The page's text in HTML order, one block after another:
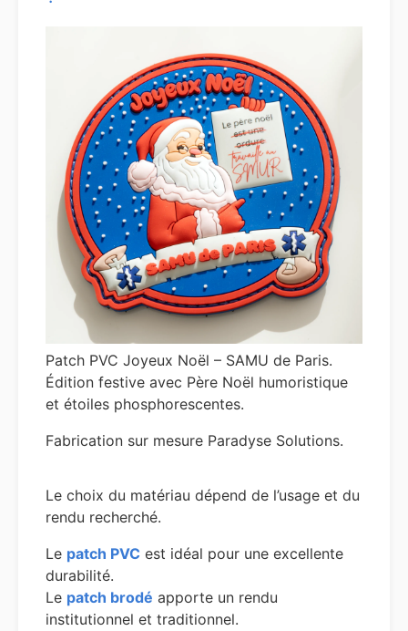
Patch PVC Joyeux Noël – SAMU de Paris.
Édition festive avec Père Noël humoristique
et étoiles phosphorescentes.
Fabrication sur mesure Paradyse Solutions.
Le choix du matériau dépend de l’usage et du
rendu recherché.
Le patch PVC est idéal pour une excellente
durabilité.
Le patch brodé apporte un rendu
institutionnel et traditionnel.